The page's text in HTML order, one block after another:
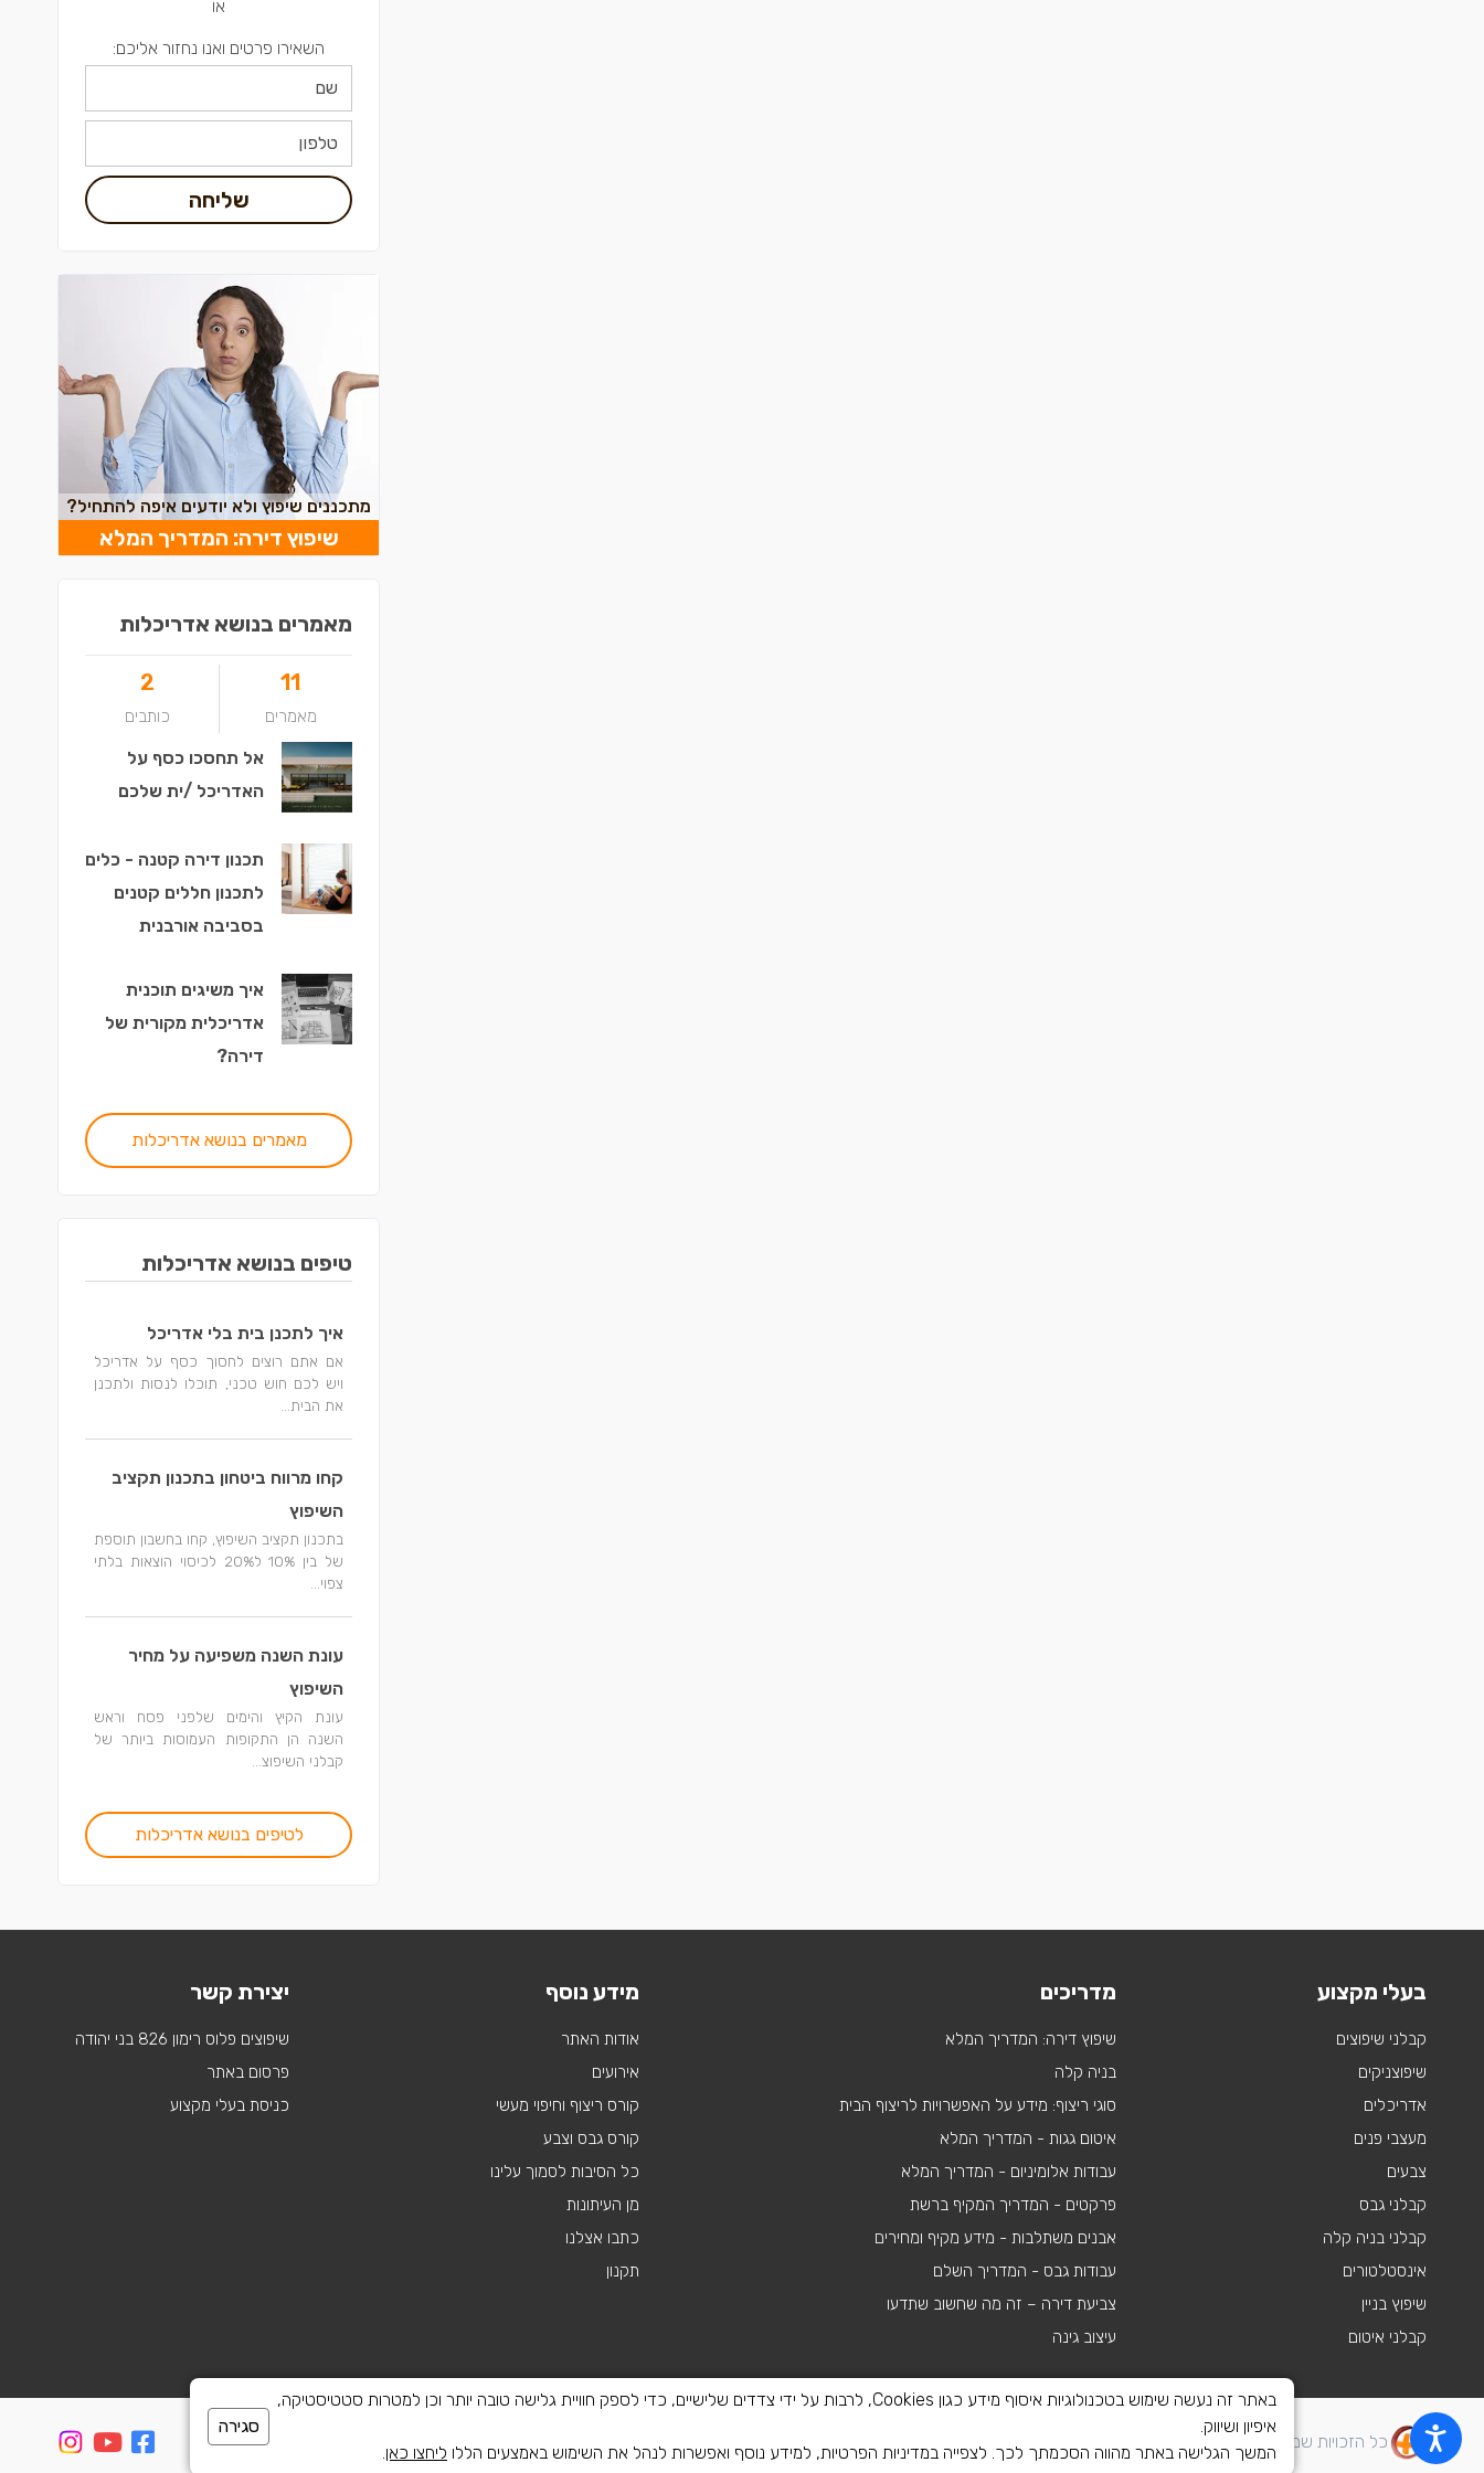
או
השאירו פרטים ואנו נחזור אליכם:
שליחה
מתכננים שיפוץ ולא יודעים איפה להתחיל?
שיפוץ דירה: המדריך המלא
מאמרים בנושא אדריכלות
11
מאמרים
2
כותבים
אל תחסכו כסף על
האדריכל /ית שלכם
תכנון דירה קטנה - כלים
לתכנון חללים קטנים
בסביבה אורבנית
איך משיגים תוכנית
אדריכלית מקורית של
דירה?
מאמרים בנושא אדריכלות
טיפים בנושא אדריכלות
איך לתכנן בית בלי אדריכל
אם אתם רוצים לחסוך כסף על אדריכל
ויש לכם חוש טכני, תוכלו לנסות ולתכנן
את הבית...
קחו מרווח ביטחון בתכנון תקציב
השיפוץ
בתכנון תקציב השיפוץ, קחו בחשבון תוספת
של בין 10% ל20% לכיסוי הוצאות בלתי
צפוי...
עונת השנה משפיעה על מחיר
השיפוץ
עונת הקיץ והימים שלפני פסח וראש
השנה הן התקופות העמוסות ביותר של
קבלני השיפוצ...
לטיפים בנושא אדריכלות
בעלי מקצוע
קבלני שיפוצים
שיפוצניקים
אדריכלים
מעצבי פנים
צבעים
קבלני גבס
קבלני בניה קלה
אינסטלטורים
שיפוץ בניין
קבלני איטום
מדריכים
שיפוץ דירה: המדריך המלא
בניה קלה
סוגי ריצוף: מידע על האפשרויות לריצוף הבית
איטום גגות - המדריך המלא
עבודות אלומיניום - המדריך המלא
פרקטים - המדריך המקיף ברשת
אבנים משתלבות - מידע מקיף ומחירים
עבודות גבס - המדריך השלם
צביעת דירה – זה מה שחשוב שתדעו
עיצוב גינה
מידע נוסף
אודות האתר
אירועים
קורס ריצוף וחיפוי מעשי
קורס גבס וצבע
כל הסיבות לסמוך עלינו
מן העיתונות
כתבו אצלנו
תקנון
יצירת קשר
שיפוצים פלוס רימון 826 בני יהודה
פרסום באתר
כניסת בעלי מקצוע
כל הזכויות שמורות לשיפוצים פלוס 2010-2026
באתר זה נעשה שימוש בטכנולוגיות איסוף מידע כגון Cookies, לרבות על ידי צדדים שלישיים, כדי לספק חוויית גלישה טובה יותר וכן למטרות סטטיסטיקה,
איפיון ושיווק.
המשך הגלישה באתר מהווה הסכמתך לכך. לצפייה במדיניות הפרטיות, למידע נוסף ואפשרות לנהל את השימוש באמצעים הללו ליחצו כאן.
סגירה